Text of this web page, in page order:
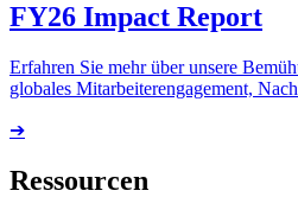
FY26 Impact Report
Erfahren Sie mehr über unsere
globales Mitarbeiterengagement,
➔
Ressourcen